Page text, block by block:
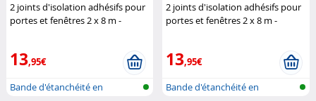
2 joints d'isolation adhésifs pour
portes et fenêtres 2 x 8 m -
13,95€
Bande d'étanchéité en
2 joints d'isolation adhésifs pour
portes et fenêtres 2 x 8 m -
13,95€
Bande d'étanchéité en